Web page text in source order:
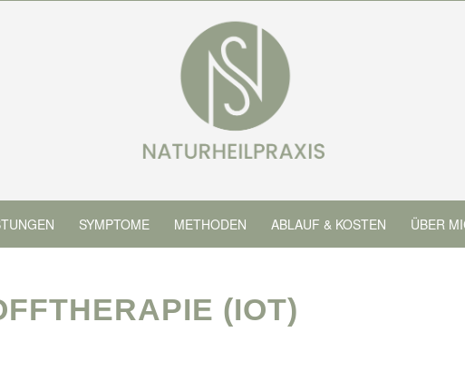
SYMPTOME METHODEN ABLAUF & KOSTEN ÜBER
(IOT)